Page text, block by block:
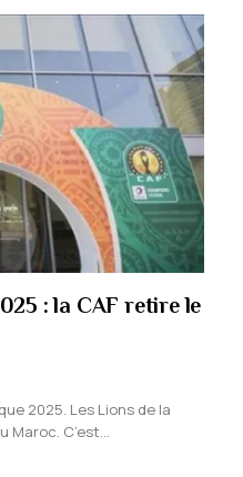
: la CAF retire le
2025. Les Lions de la
Maroc. C’est…